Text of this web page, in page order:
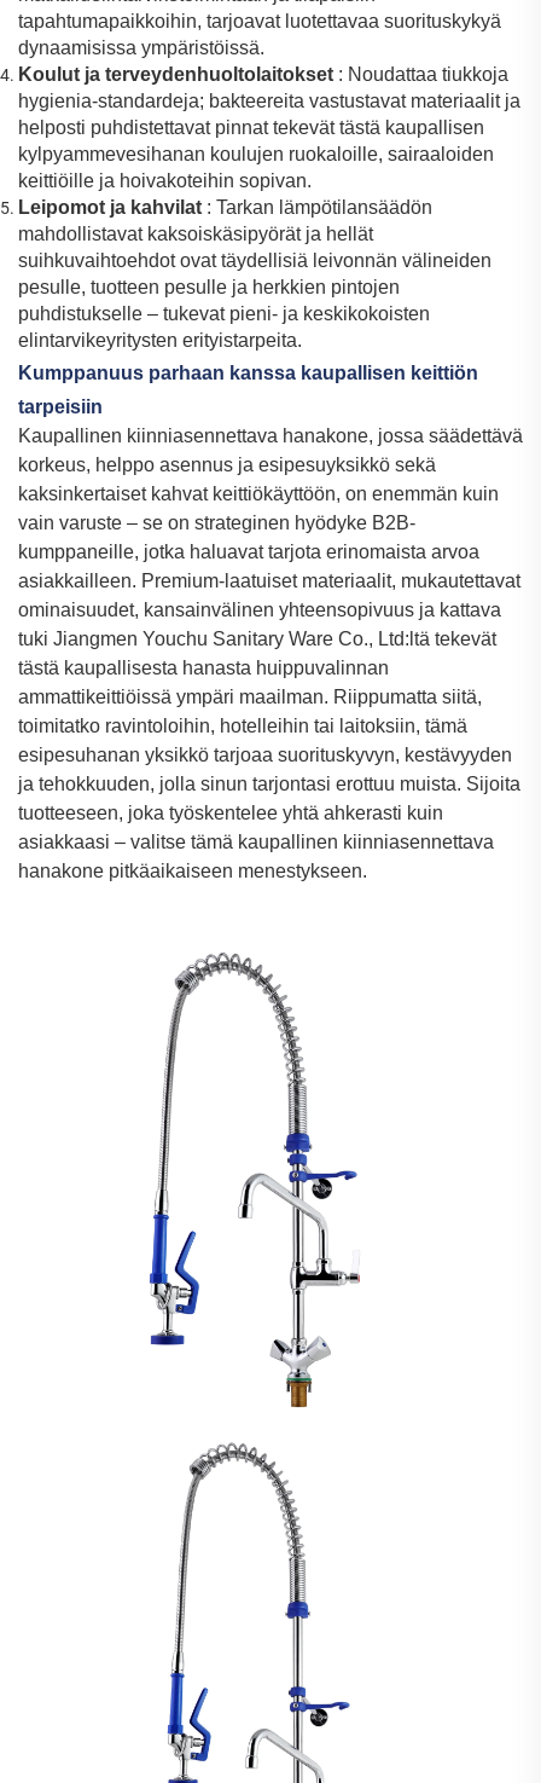
tapahtumapaikkoihin, tarjoavat luotettavaa suorituskykyä
dynaamisissa ympäristöissä.
Koulut ja terveydenhuoltolaitokset : Noudattaa tiukkoja
hygienia-standardeja; bakteereita vastustavat materiaalit ja
helposti puhdistettavat pinnat tekevät tästä kaupallisen
kylpyammevesihanan koulujen ruokaloille, sairaaloiden
keittiöille ja hoivakoteihin sopivan.
Leipomot ja kahvilat : Tarkan lämpötilansäädön
mahdollistavat kaksoiskäsipyörät ja hellät
suihkuvaihtoehdot ovat täydellisiä leivonnän välineiden
pesulle, tuotteen pesulle ja herkkien pintojen
puhdistukselle – tukevat pieni- ja keskikokoisten
elintarvikeyritysten erityistarpeita.
Kumppanuus parhaan kanssa kaupallisen keittiön
tarpeisiin
Kaupallinen kiinniasennettava hanakone, jossa säädettävä
korkeus, helppo asennus ja esipesuyksikkö sekä
kaksinkertaiset kahvat keittiökäyttöön, on enemmän kuin
vain varuste – se on strateginen hyödyke B2B-
kumppaneille, jotka haluavat tarjota erinomaista arvoa
asiakkailleen. Premium-laatuiset materiaalit, mukautettavat
ominaisuudet, kansainvälinen yhteensopivuus ja kattava
tuki Jiangmen Youchu Sanitary Ware Co., Ltd:ltä tekevät
tästä kaupallisesta hanasta huippuvalinnan
ammattikeittiöissä ympäri maailman. Riippumatta siitä,
toimitatko ravintoloihin, hotelleihin tai laitoksiin, tämä
esipesuhanan yksikkö tarjoaa suorituskyvyn, kestävyyden
ja tehokkuuden, jolla sinun tarjontasi erottuu muista. Sijoita
tuotteeseen, joka työskentelee yhtä ahkerasti kuin
asiakkaasi – valitse tämä kaupallinen kiinniasennettava
hanakone pitkäaikaiseen menestykseen.